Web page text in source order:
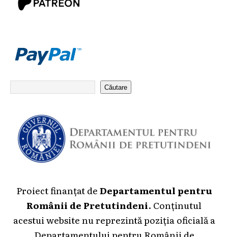
Căutare
Proiect finanțat deDepartamentul pentru
Românii de Pretutindeni. Conținutul
acestui website nu reprezintă poziția oficială a